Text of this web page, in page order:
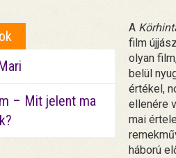
– Mit jelent ma
A
film
olyan
belül
értékel,
ellenére
mai
háború